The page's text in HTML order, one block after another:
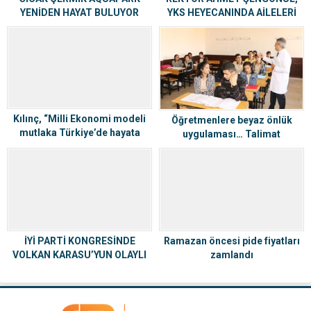
SICAK ÇERMİK AQUAPARK
REKTÖR AHMET ŞENGÖNÜL,
YKS HEYECANINDA AİLELERİ
YALNIZ BIRAKMADI
Kılınç, “Milli Ekonomi modeli
Öğretmenlere beyaz önlük
VOLKAN KARASU’YUN OLAYLI
zamlandı